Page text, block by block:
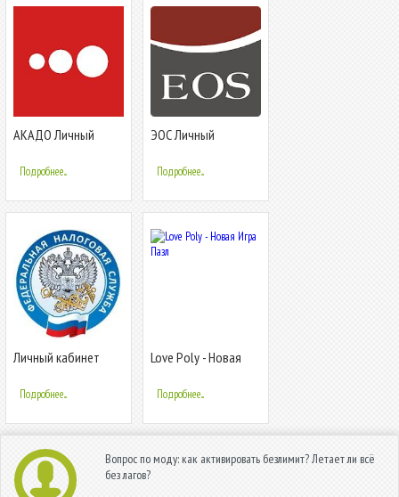
АКАДО Личный
Подробнее...
ЭОС Личный
Подробнее...
Личный кабинет
Подробнее...
Love Poly - Новая
Подробнее...
Вопрос по моду: как активировать безлимит? Летает ли всё
без лагов?